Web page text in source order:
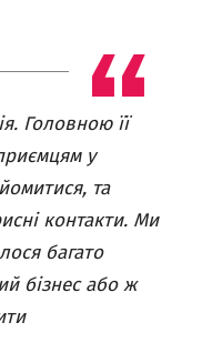
Головною її
у
та
контакти. Ми
багато
бізнес або ж